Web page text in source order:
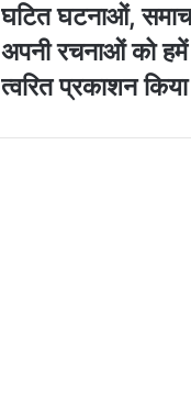
घटित घटनाओं,
अपनी रचनाओं को
त्‍वरित प्रकाशन